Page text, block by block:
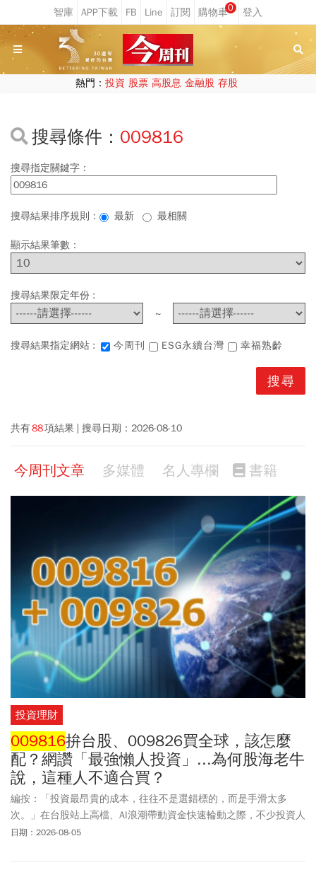
0
熱門： 投資 股票 高股息 金融股 存股
搜尋條件： 009816
搜尋指定關鍵字：
搜尋結果排序規則： 最新 最相關
顯示結果筆數：
搜尋結果限定年份 :
~
搜尋結果指定網站 : 今周刊 ESG永續台灣 幸福熟齡
共有88項結果 搜尋日期： 2026-08-10
今周刊文章 多媒體 名人專欄 書籍
投資理財
009816拚台股、009826買全球，該怎麼
配？網讚「最強懶人投資」...為何股海老牛
說，這種人不適合買？
編按：「投資最昂貴的成本，往往不是選錯標的，而是手滑太多
次。」在台股站上高檔、AI浪潮帶動資金快速輪動之際，不少投資人
因頻繁追高殺低，不僅錯失長期漲幅，也增加交易成本與決策失誤
日期：2026-08-05